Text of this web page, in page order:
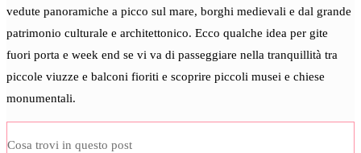
vedute panoramiche a picco sul mare, borghi medievali e dal grande
patrimonio culturale e architettonico. Ecco qualche idea per gite
fuori porta e week end se vi va di passeggiare nella tranquillità tra
piccole viuzze e balconi fioriti e scoprire piccoli musei e chiese
monumentali.
Cosa trovi in questo post